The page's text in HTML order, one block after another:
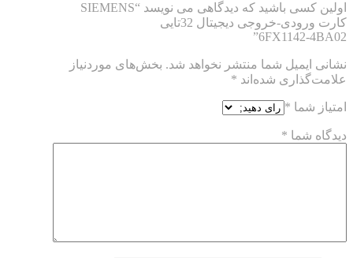
اولین کسی باشید که دیدگاهی می نویسد “SIEMENS
کارت ورودی-خروجی دیجیتال 32تایی
6FX1142-4BA02”
نشانی ایمیل شما منتشر نخواهد شد. بخش‌های موردنیاز
علامت‌گذاری شده‌اند *
امتیاز شما *
دیدگاه شما *